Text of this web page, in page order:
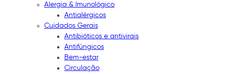
Alergia & Imunológico
Antialérgicos
Cuidados Gerais
Antibióticos e antivirais
Antifúngicos
Bem-estar
Circulação